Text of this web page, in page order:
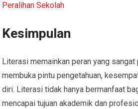
Peralihan Sekolah
Kesimpulan
Literasi memainkan peran yang
membuka pintu pengetahuan,
diri. Literasi tidak hanya bermanfaat
mencapai tujuan akademik dan